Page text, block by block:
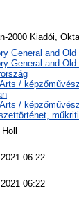
2000 Kiadói,
General and
General and
/
/
06:22
06:22